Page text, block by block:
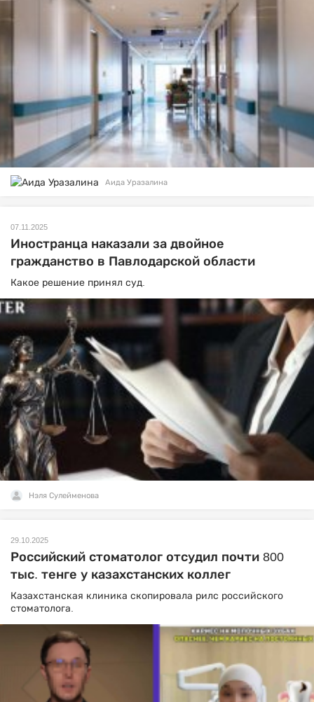
Аида Уразалина
07.11.2025
Иностранца наказали за двойное
гражданство в Павлодарской области
Какое решение принял суд.
Нэля Сулейменова
29.10.2025
Российский стоматолог отсудил почти 800
тыс. тенге у казахстанских коллег
Казахстанская клиника скопировала рилс российского
стоматолога.